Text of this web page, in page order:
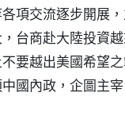
項交流逐步開展
台商赴大陸投資
要越出美國希望
國內政，企圖主